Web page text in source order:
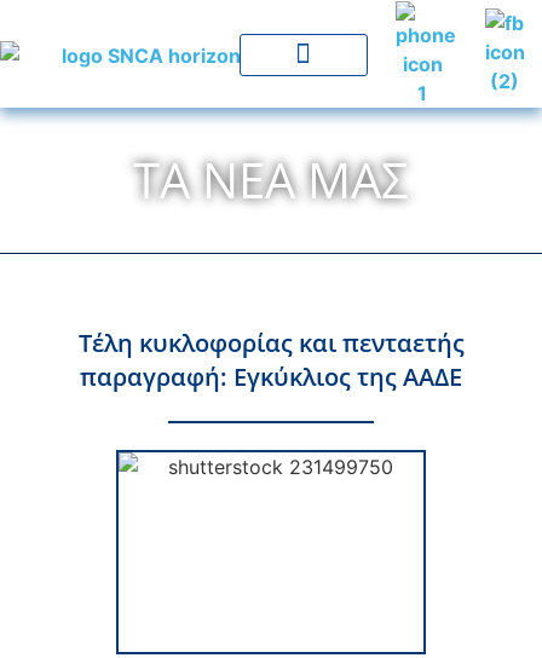
ΤΑ ΝΈΑ ΜΑΣ
Τέλη κυκλοφορίας και πενταετής
παραγραφή: Εγκύκλιος της ΑΑΔΕ